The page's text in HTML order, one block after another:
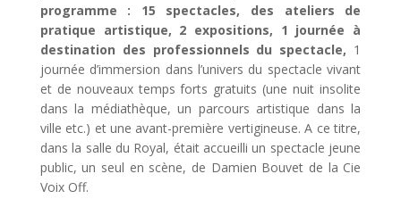
programme : 15 spectacles, des ateliers de
pratique artistique, 2 expositions, 1 journée à
destination des professionnels du spectacle, 1
journée d’immersion dans l’univers du spectacle vivant
et de nouveaux temps forts gratuits (une nuit insolite
dans la médiathèque, un parcours artistique dans la
ville etc.) et une avant-première vertigineuse. A ce titre,
dans la salle du Royal, était accueilli un spectacle jeune
public, un seul en scène, de Damien Bouvet de la Cie
Voix Off.